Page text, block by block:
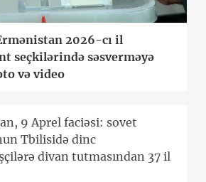
2026-cı il
seçkilərində səsverməyə
və video
9 Aprel faciəsi: sovet
Tbilisidə dinc
divan tutmasından 37 il